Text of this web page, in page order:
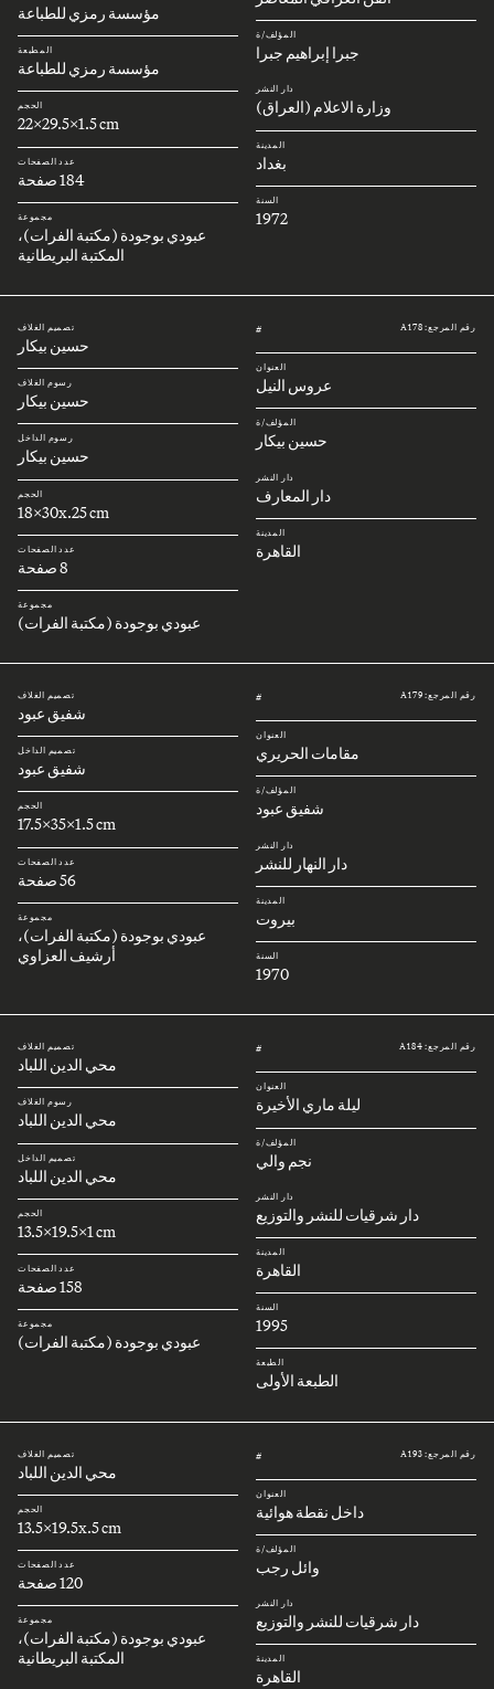
المؤلف/ة
جبرا إبراهيم جبرا
دار النشر
وزارة الاعلام (العراق)
المدينة
بغداد
السنة
1972
مؤسسة رمزي للطباعة
المطبعة
مؤسسة رمزي للطباعة
الحجم
22x29.5x1.5 cm
عدد الصفحات
184 صفحة
مجموعة
عبودي بوجودة (مكتبة الفرات)،
المكتبة البريطانية
رقم المرجع: A178 #
العنوان
عروس النيل
المؤلف/ة
حسين بيكار
دار النشر
دار المعارف
المدينة
القاهرة
تصميم الغلاف
حسين بيكار
رسوم الغلاف
حسين بيكار
رسوم الداخل
حسين بيكار
الحجم
18x30x.25 cm
عدد الصفحات
8 صفحة
مجموعة
عبودي بوجودة (مكتبة الفرات)
رقم المرجع: A179 #
العنوان
مقامات الحريري
المؤلف/ة
شفيق عبود
دار النشر
دار النهار للنشر
المدينة
بيروت
السنة
1970
تصميم الغلاف
شفيق عبود
تصميم الداخل
شفيق عبود
الحجم
17.5x35x1.5 cm
عدد الصفحات
56 صفحة
مجموعة
عبودي بوجودة (مكتبة الفرات)،
أرشيف العزاوي
رقم المرجع: A184 #
العنوان
ليلة ماري الأخيرة
المؤلف/ة
نجم والي
دار النشر
دار شرقيات للنشر والتوزيع
المدينة
القاهرة
السنة
1995
الطبعة
الطبعة الأولى
تصميم الغلاف
محي الدين اللباد
رسوم الغلاف
محي الدين اللباد
تصميم الداخل
محي الدين اللباد
الحجم
13.5x19.5x1 cm
عدد الصفحات
158 صفحة
مجموعة
عبودي بوجودة (مكتبة الفرات)
رقم المرجع: A193 #
العنوان
داخل نقطة هوائية
المؤلف/ة
وائل رجب
دار النشر
دار شرقيات للنشر والتوزيع
المدينة
القاهرة
تصميم الغلاف
محي الدين اللباد
الحجم
13.5x19.5x.5 cm
عدد الصفحات
120 صفحة
مجموعة
عبودي بوجودة (مكتبة الفرات)،
المكتبة البريطانية